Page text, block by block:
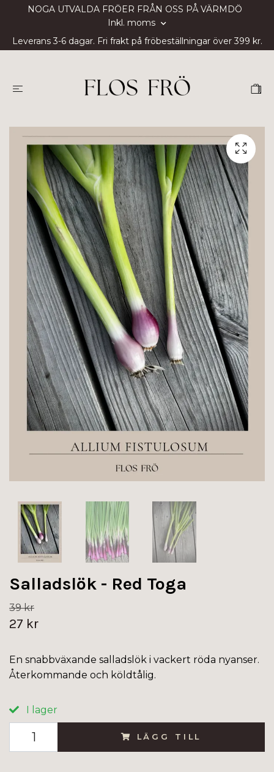
NOGA UTVALDA FRÖER FRÅN OSS PÅ VÄRMDÖ
Inkl. moms
Leverans 3-6 dagar. Fri frakt på fröbeställningar över 399 kr.
Salladslök - Red Toga
39 kr
27 kr
En snabbväxande salladslök i vackert röda nyanser.
Återkommande och köldtålig.
I lager
LÄGG TILL